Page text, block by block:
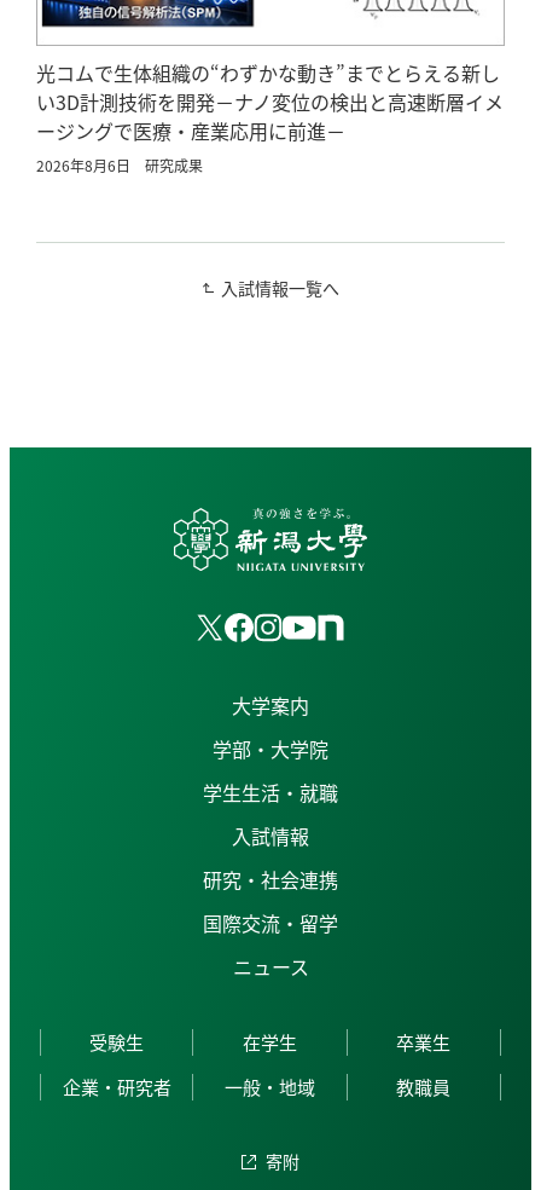
光コムで生体組織の“わずかな動き”までとらえる新し
い3D計測技術を開発－ナノ変位の検出と高速断層イメ
ージングで医療・産業応用に前進－
2026年8月6日 研究成果
入試情報一覧へ
大学案内
学部・大学院
学生生活・就職
入試情報
研究・社会連携
国際交流・留学
ニュース
受験生 在学生
卒業生
企業・研究者
一般・地域 教職員
寄附